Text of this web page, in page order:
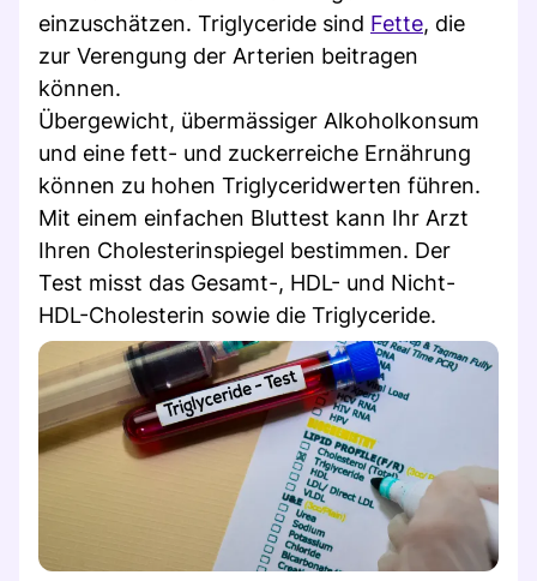
einzuschätzen. Triglyceride sind Fette, die
zur Verengung der Arterien beitragen
können.
Übergewicht, übermässiger Alkoholkonsum
und eine fett- und zuckerreiche Ernährung
können zu hohen Triglyceridwerten führen.
Mit einem einfachen Bluttest kann Ihr Arzt
Ihren Cholesterinspiegel bestimmen. Der
Test misst das Gesamt-, HDL- und Nicht-
HDL-Cholesterin sowie die Triglyceride.